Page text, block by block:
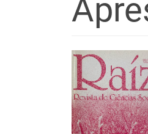
Barra
lateral
de